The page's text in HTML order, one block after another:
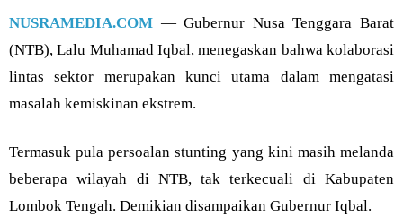
NUSRAMEDIA.COM — Gubernur Nusa Tenggara Barat
(NTB), Lalu Muhamad Iqbal, menegaskan bahwa kolaborasi
lintas sektor merupakan kunci utama dalam mengatasi
masalah kemiskinan ekstrem.
Termasuk pula persoalan stunting yang kini masih melanda
beberapa wilayah di NTB, tak terkecuali di Kabupaten
Lombok Tengah. Demikian disampaikan Gubernur Iqbal.